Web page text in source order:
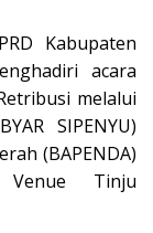
Kabupaten
acara
melalui
SIPENYU)
(BAPENDA)
Tinju